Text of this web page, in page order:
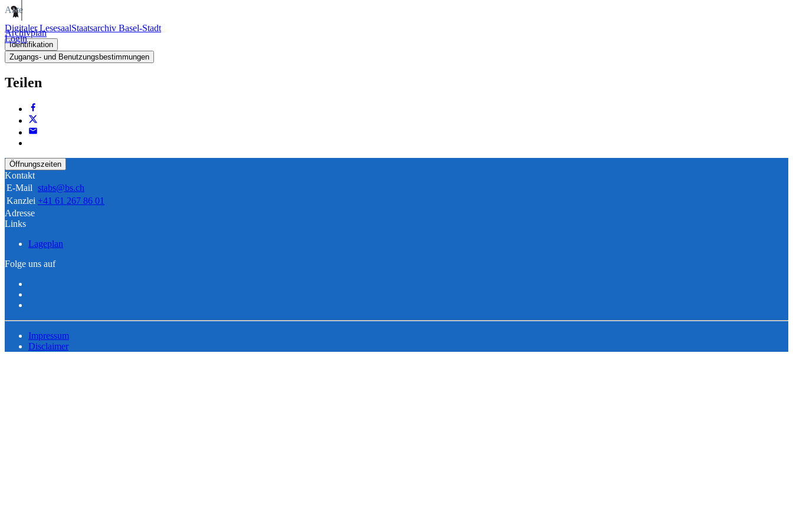
Digitaler LesesaalStaatsarchiv Basel-Stadt
Login
Akte
Archivplan
Identifikation
Zugangs- und Benutzungsbestimmungen
Teilen
Öffnungszeiten
Kontakt
E-Mail stabs@bs.ch
Kanzlei +41 61 267 86 01
Adresse
Links
Lageplan
Folge uns auf
Impressum
Disclaimer